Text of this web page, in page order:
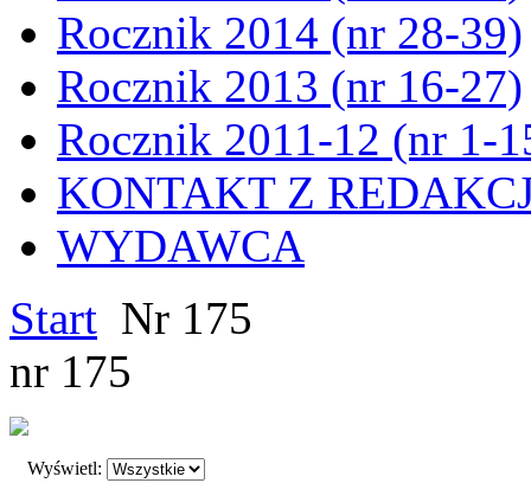
Rocznik 2014 (nr 28-39)
Rocznik 2013 (nr 16-27)
Rocznik 2011-12 (nr 1-
KONTAKT Z
WYDAWCA
Start Nr 175
nr 175
Wyświetl: